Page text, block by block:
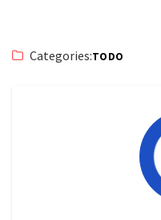
amenazadas, bombardeadas e
Categories:TODO